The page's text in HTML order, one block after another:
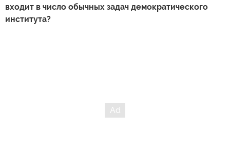
входит в число обычных задач демократического
института?